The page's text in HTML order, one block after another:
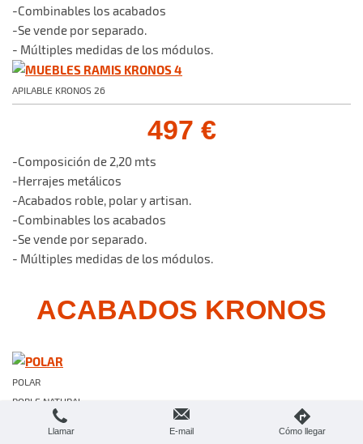
-Combinables los acabados
-Se vende por separado.
- Múltiples medidas de los módulos.
APILABLE KRONOS 26
497 €
-Composición de 2,20 mts
-Herrajes metálicos
-Acabados roble, polar y artisan.
-Combinables los acabados
-Se vende por separado.
- Múltiples medidas de los módulos.
ACABADOS KRONOS
POLAR
ROBLE NATURAL
Llamar E-mail Cómo llegar